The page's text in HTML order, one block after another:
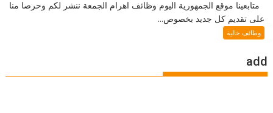
متابعينا موقع الجمهورية اليوم وظائف اهرام الجمعة ننشر لكم وحرصا منا
على تقديم كل جديد بخصوص...
وظائف خالية
add